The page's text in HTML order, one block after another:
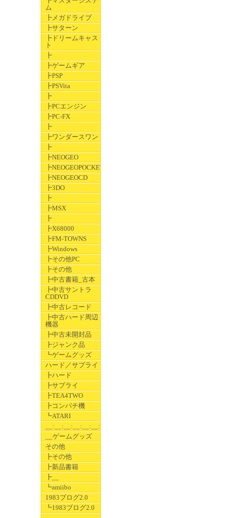
ム
┣メガドライブ
┣サターン
┣ドリームキャス
ト
┣
┣ゲームギア
┣PSP
┣PSVita
┣
┣PCエンジン
┣PC-FX
┣
┣ワンダースワン
┣
┣NEOGEO
┣NEOGEOPOCKET
┣NEOGEOCD
┣3DO
┣
┣MSX
┣
┣X68000
┣FM-TOWNS
┣Windows
┣その他PC
┣その他
┣中古書籍_古本
┣中古サントラ
CDDVD
┣中古レコード
┣中古ハード周辺
機器
┣中古未開封品
┣ジャンク品
┗ゲームグッズ
ハード／サプライ
┣ハード
┣サプライ
┣TEA4TWO
┣コンパチ機
┗ATARI
__:__:__:__:__:__:__
__ゲームグッズ
その他
┣その他
┣新品書籍
┣__
┗amiibo
1983ブログ2.0
┗1983ブログ2.0